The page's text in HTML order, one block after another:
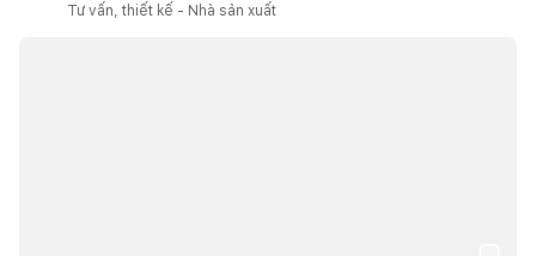
Tư vấn, thiết kế - Nhà sản xuất